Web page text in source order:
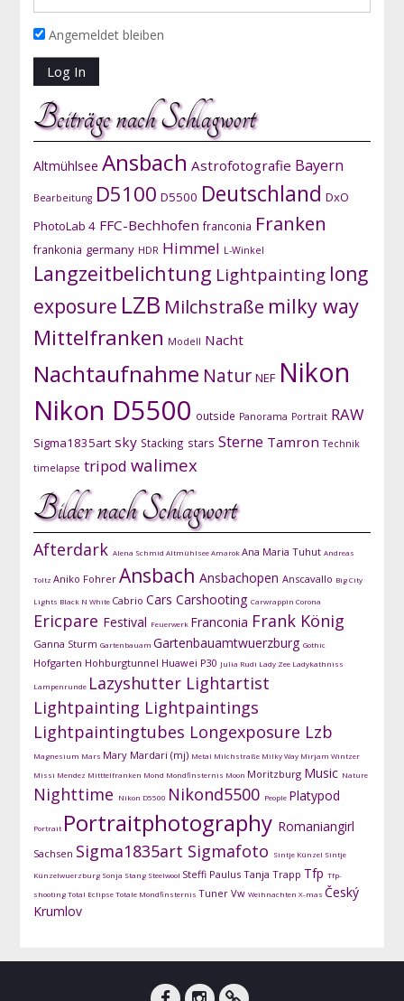
Angemeldet bleiben
Beiträge nach Schlagwort
Altmühlsee Ansbach Astrofotografie Bayern
Bearbeitung D5100 D5500 Deutschland DxO
PhotoLab 4 FFC-Bechhofen franconia Franken
frankonia germany HDR Himmel L-Winkel
Langzeitbelichtung Lightpainting long
exposure LZB Milchstraße milky way
Mittelfranken Modell Nacht
Nachtaufnahme Natur NEF Nikon
Nikon D5500 outside Panorama Portrait RAW
Sigma1835art sky Stacking stars Sterne Tamron Technik
timelapse tripod walimex
Bilder nach Schlagwort
Afterdark Alena Schmid AltmühlseeAmarokAna Maria Tuhut Andreas
Toltz Aniko Fohrer Ansbach Ansbachopen Anscavallo Big City
Lights Black N White Cabrio Cars Carshooting Carwrappin Corona
Ericpare Festival Feuerwerk Franconia Frank König
Ganna Sturm Gartenbauam Gartenbauamtwuerzburg Gothic
Hofgarten Hohburgtunnel Huawei P30 Julia Rudi Lady Zee Ladykathniss
Lampenrunde Lazyshutter Lightartist
Lightpainting Lightpaintings
Lightpaintingtubes Longexposure Lzb
Magnesium Mars Mary Mardari (mj) Metal Milchstraße Milky Way Mirjam Wintzer
Missi Mendez Mitttelfranken Mond Mondfinsternis Moon Moritzburg Music Nature
Nighttime Nikon D5500 Nikond5500 People Platypod
Portrait Portraitphotography Romaniangirl
Sachsen Sigma1835art Sigmafoto Sintje Künzel Sintje
Künzelwuerzburg Sonja Stang Steelwool Steffi Paulus Tanja Trapp Tfp Tfp-
shootingTotal EclipseTotale Mondfinsternis Tuner Vw Weihnachten X-mas Český
Krumlov